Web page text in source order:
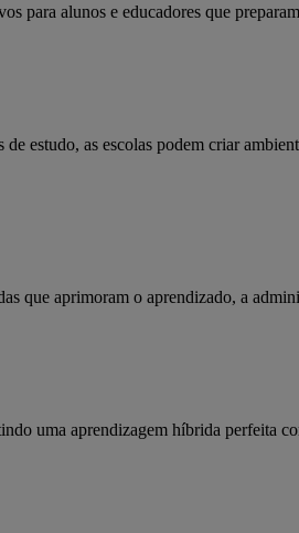
para alunos e educadores que
estudo, as escolas podem criar
aprimoram o aprendizado, a
uma aprendizagem híbrida perfeita